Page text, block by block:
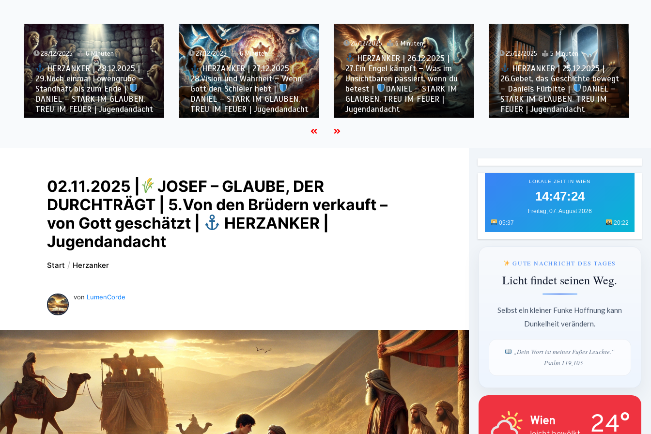
27/12/2025 6 Minuten
HERZANKER | 27.12.2025 |
28.Vision und Wahrheit – Wenn
Gott den Schleier hebt |
DANIEL – STARK IM GLAUBEN.
TREU IM FEUER | Jugendandacht
26/12/2025 6 Minuten
HERZANKER | 26.12.2025 |
27.Ein Engel kämpft – Was im
Unsichtbaren passiert, wenn du
betest |
DANIEL – STARK IM
GLAUBEN. TREU IM FEUER |
Jugendandacht
25/12/2025 5 Minuten
HERZANKER | 25.12.2025 |
26.Gebet, das Geschichte bewegt
– Daniels Fürbitte |
DANIEL –
STARK IM GLAUBEN. TREU IM
FEUER | Jugendandacht
24/12/2025 6 Minuten
HERZANKER | 24.12.2025 |
25.Der Gott, der Zeiten und
Könige verändert |
DANIEL –
STARK IM GLAUBEN. TREU IM
FEUER | Jugendandacht
02.11.2025 |
JOSEF – GLAUBE, DER
DURCHTRÄGT | 5.Von den Brüdern verkauft –
von Gott geschätzt |
HERZANKER |
Jugendandacht
Start Herzanker
von LumenCorde
LOKALE ZEIT IN WIEN
14:47:27
Freitag, 07. August 2026
05:37
20:22
GUTE NACHRICHT DES TAGES
Licht findet seinen Weg.
Selbst ein kleiner Funke Hoffnung kann
Dunkelheit verändern.
„Dein Wort ist meines Fußes Leuchte.“
— Psalm 119,105
Wien 24°